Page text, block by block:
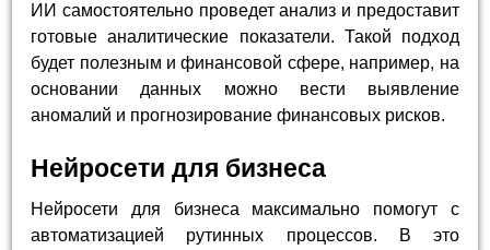
ИИ самостоятельно проведет анализ и предоставит
готовые аналитические показатели. Такой подход
будет полезным и финансовой сфере, например, на
основании данных можно вести выявление
аномалий и прогнозирование финансовых рисков.
Нейросети для бизнеса
Нейросети для бизнеса максимально помогут с
автоматизацией рутинных процессов. В это